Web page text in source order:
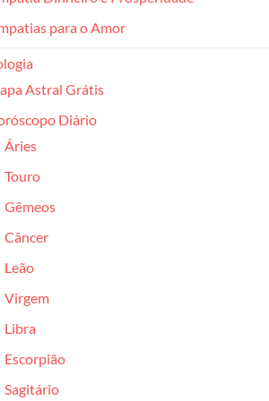
para o Amor
Astral Grátis
Diário
Áries
Touro
Gêmeos
Câncer
Leão
Virgem
Libra
Escorpião
Sagitário